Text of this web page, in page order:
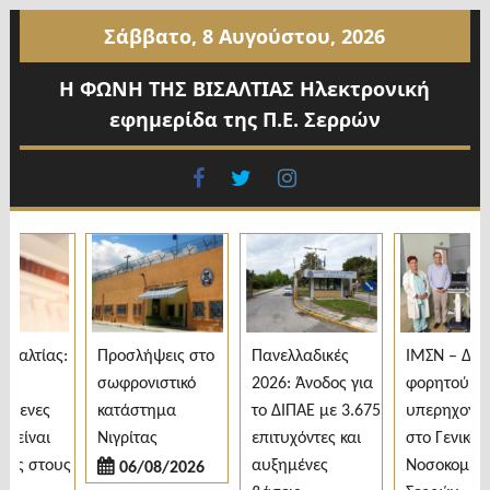
περιεχόμενο
Σάββατο, 8 Αυγούστου, 2026
Η ΦΩΝΗ ΤΗΣ ΒΙΣΑΛΤΙΑΣ Ηλεκτρονική
εφημερίδα της Π.Ε. Σερρών
facebook
twitter
στους
Προσλήψεις στο
σωφρονιστικό
κατάστημα
Νιγρίτας
06/08/2026
Πανελλαδικές
2026: Άνοδος για
το ΔΙΠΑΕ με 3.675
επιτυχόντες και
αυξημένες
ΙΜΣΝ –
φορητού
στο Γενικό
Νοσοκομείο